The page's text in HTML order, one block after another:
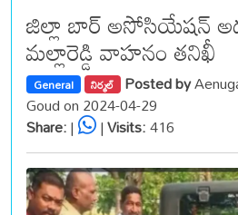
జిల్లా బార్ అసోసియేషన్
మల్లారెడ్డి వాహనం తనిఖీ
General నిర్మల్ Posted by
Goud on 2024-04-29
Share:| |Visits:416